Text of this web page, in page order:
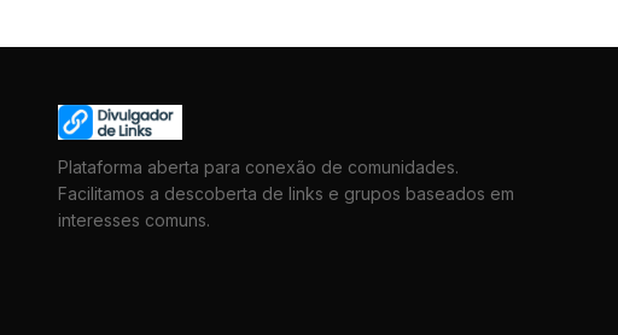
Plataforma aberta para conexão de comunidades.
Facilitamos a descoberta de links e grupos baseados em
interesses comuns.